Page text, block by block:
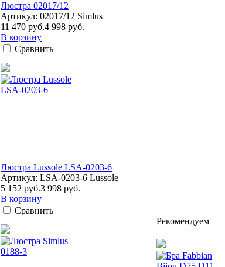
Люстра 02017/12
Артикул: 02017/12 Simlus
11 470 руб.4 998 руб.
В корзину
Сравнить
Люстра Lussole LSA-0203-6
Артикул: LSA-0203-6 Lussole
5 152 руб.3 998 руб.
В корзину
Сравнить
Рекомендуем